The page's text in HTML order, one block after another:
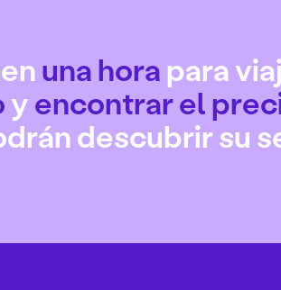
una hora para
yencontrar el
descubrir su